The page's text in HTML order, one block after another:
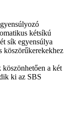
kétsíkú
sík egyensúlya
köszörűkerekekhez
a két
ki az SBS